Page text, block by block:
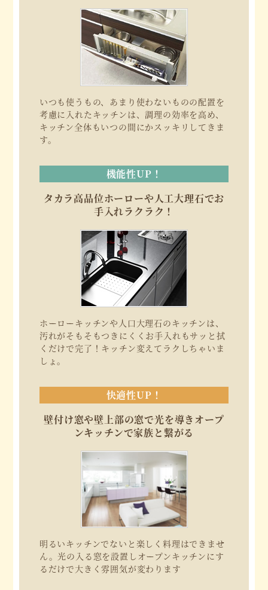
いつも使うもの、あまり使わないものの配置を
考慮に入れたキッチンは、調理の効率を高め、
キッチン全体もいつの間にかスッキリしてきま
す。
機能性UP！
タカラ高品位ホーローや人工大理石でお
手入れラクラク！
ホーローキッチンや人口大理石のキッチンは、
汚れがそもそもつきにくくお手入れもサッと拭
くだけで完了！キッチン変えてラクしちゃいま
しょ。
快適性UP！
壁付け窓や壁上部の窓で光を導きオープ
ンキッチンで家族と繋がる
明るいキッチンでないと楽しく料理はできませ
ん。光の入る窓を設置しオープンキッチンにす
るだけで大きく雰囲気が変わります